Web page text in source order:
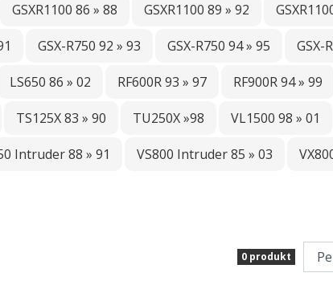
GSXR1100 86 » 88 GSXR1100 89 » 92
GSX-R750 92 » 93 GSX-R750 94 » 95 GSX-
LS650 86 » 02 RF600R 93 » 97 RF900R 94 » 99
TS125X 83 » 90 TU250X »98 VL1500 98 » 01
Intruder 88 » 91 VS800 Intruder 85 » 03
0 produkt